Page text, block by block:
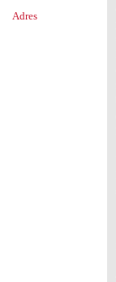
Adres